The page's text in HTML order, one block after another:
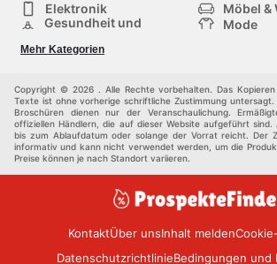
Elektronik
Möbel &
Gesundheit und
Mode
Sportartikel und
Sportbekleidung
Einkaufzentren
Andere
Mehr Kategorien
Copyright © 2026 . Alle Rechte vorbehalten. Das
Texte ist ohne vorherige schriftliche Zustimmung
Broschüren dienen nur der Veranschaulichung.
offiziellen Händlern, die auf dieser Website aufgeführt
bis zum Ablaufdatum oder solange der Vorrat reicht. Der
informativ und kann nicht verwendet werden, um die
Preise können je nach Standort variieren.
KontaktÜber unsInhalt melden
DatenschutzrichtlinieBedingungen und